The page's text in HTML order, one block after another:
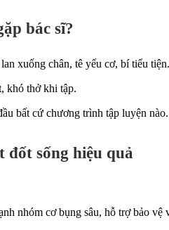
bác sĩ?
xuống chân, tê yếu cơ, bí tiểu tiện.
khó thở khi tập.
bất cứ chương trình tập luyện nào.
đốt sống hiệu quả
nhóm cơ bụng sâu, hỗ trợ bảo vệ